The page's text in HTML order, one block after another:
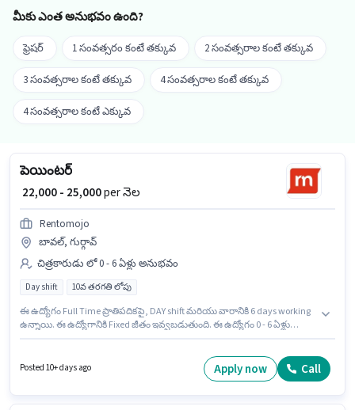
మీకు ఎంత అనుభవం ఉంది?
ఫ్రెషర్ 1 సంవత్సరం కంటే తక్కువ 2 సంవత్సరాల కంటే తక్కువ
3 సంవత్సరాల కంటే తక్కువ 4 సంవత్సరాల కంటే తక్కువ
4 సంవత్సరాల కంటే ఎక్కువ
పెయింటర్
₹ 22,000 - 25,000per నెల
Rentomojo
బావల్, గుర్గావ్
చిత్రకారుడు లో 0 - 6 ఏళ్లు అనుభవం
Day shift 10వ తరగతి లోపు
ఈ ఉద్యోగం Full Time ప్రాతిపదికపై, DAY shift మరియు వారానికి 6 days working
ఉన్నాయి. ఈ ఉద్యోగానికి Fixed జీతం ఇవ్వబడుతుంది. ఈ ఉద్యోగం 0 - 6 ఏళ్లు
గుర్గావ్ లో ఉంది. Rentomojo చిత్రకారుడు విభాగంలో పెయింటర్ ఉద్యోగానికి
Posted 10+ days ago Apply now Call